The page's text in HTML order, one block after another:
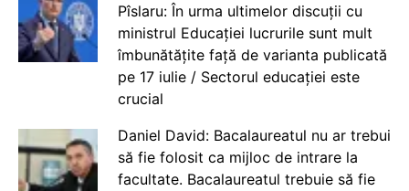
Pîslaru: În urma ultimelor discuții cu
ministrul Educației lucrurile sunt mult
îmbunătățite față de varianta publicată
pe 17 iulie / Sectorul educației este
crucial
Daniel David: Bacalaureatul nu ar trebui
să fie folosit ca mijloc de intrare la
facultate. Bacalaureatul trebuie să fie